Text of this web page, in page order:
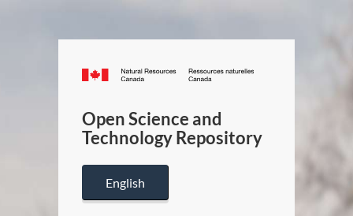
Canada.ca
/
Canada
Open Science and
Technology Repository
English